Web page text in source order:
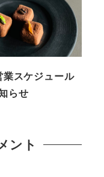
業スケジュール
らせ
ント